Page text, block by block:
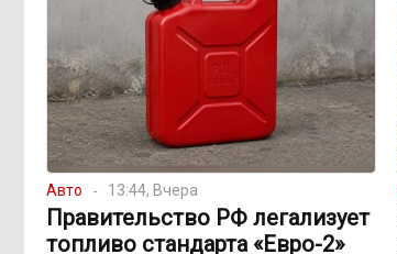
Авто 13:44, Вчера
Правительство РФ легализует
топливо стандарта «Евро-2»